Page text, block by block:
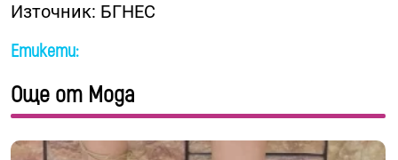
Източник: БГНЕС
Етикети:
Още от Мода